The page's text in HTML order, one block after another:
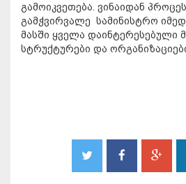
გამოიკვეთება. ვინაიდან
გამჭვირვალე სამინისტრო
მასში ყველა დაინტერესებული
სტრუქტურები და